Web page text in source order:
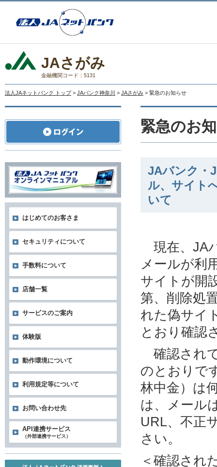
JAさがみ
金融機関コード：5131
法人JAネットバンク トップ > JAバンク神奈川 > JAさがみ > 緊急のお知らせ
緊急のお
JAバンク・
ル、サイト
いて
現在、JA
メールが利
サイトが開
第、削除処
れた偽サイ
とおり確認
確認され
のとおりで
林中金）は
は、メール
URL、不正
さい。
＜確認され
はじめてのお客さま
セキュリティについて
手数料について
店舗一覧
サービスのご案内
体験版
動作環境について
利用規定等について
お問い合わせ先
API連携サービス
（外部連携サービス）